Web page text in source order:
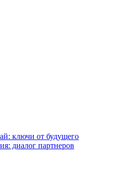
ключи от будущего
диалог партнеров